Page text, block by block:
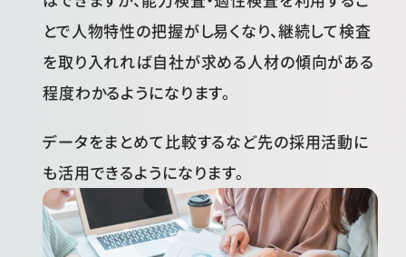
とで人物特性の把握がし易くなり、継続して検査
を取り入れれば自社が求める人材の傾向がある
程度わかるようになります。
データをまとめて比較するなど先の採用活動に
も活用できるようになります。